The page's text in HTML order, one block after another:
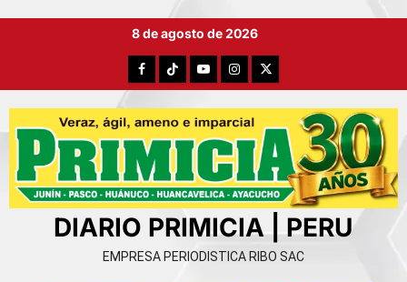
8 de agosto de 2026
FacebookTikTokYouTubeInstagram
X
DIARIO PRIMICIA | PERU
EMPRESA PERIODISTICA RIBO SAC